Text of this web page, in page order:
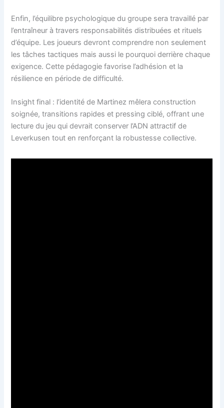
Enfin, l’équilibre psychologique du groupe sera travaillé par
l’entraîneur à travers responsabilités distribuées et rituels
d’équipe. Les joueurs devront comprendre non seulement
les tâches tactiques mais aussi le pourquoi derrière chaque
exigence. Cette pédagogie favorise l’adhésion et la
résilience en période de difficulté.
Insight final : l’identité de Martinez mêlera construction
soignée, transitions rapides et pressing ciblé, offrant une
lecture du jeu qui devrait conserver l’ADN attractif de
Leverkusen tout en renforçant la robustesse collective.